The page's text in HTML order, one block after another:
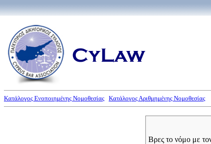
Κατάλογος Ενοποιημένης Νομοθεσίας Κατάλογος Αριθμημένης Νομοθεσίας
Βρες το νόμο με